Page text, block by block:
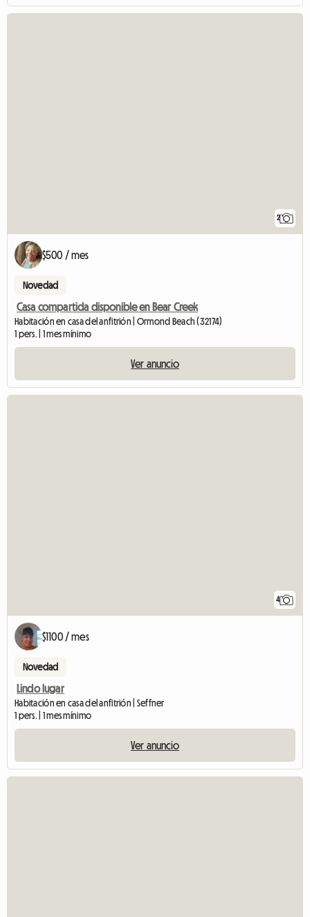
2
$500 / mes
Novedad
Casa compartida disponible en Bear Creek
Habitación en casa del anfitrión | Ormond Beach (32174)
1 pers. | 1 mes mínimo
Ver anuncio
4
$1100 / mes
Novedad
Lindo lugar
Habitación en casa del anfitrión | Seffner
1 pers. | 1 mes mínimo
Ver anuncio